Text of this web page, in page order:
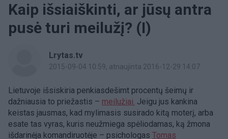
Kaip išsiaiškinti, ar jūsų antra
pusė turi meilužį? (I)
Lrytas.tv
2015-09-04 10:59, atnaujinta 2016-12-29 14:07
Lietuvoje išsiskiria penkiasdešimt procentų šeimų ir
dažniausia to priežastis – meilužiai. Jeigu jus kankina
keistas jausmas, kad mylimasis susirado kitą moterį, arba
esate tas vyras, kuris neužmiega spėliodamas, ką žmona
išdarinėja komandiruotėje – psichologas Tomas